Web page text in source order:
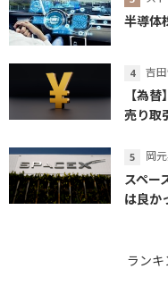
半導体
吉
【為
売り取
岡
スペー
は良か
ランキ